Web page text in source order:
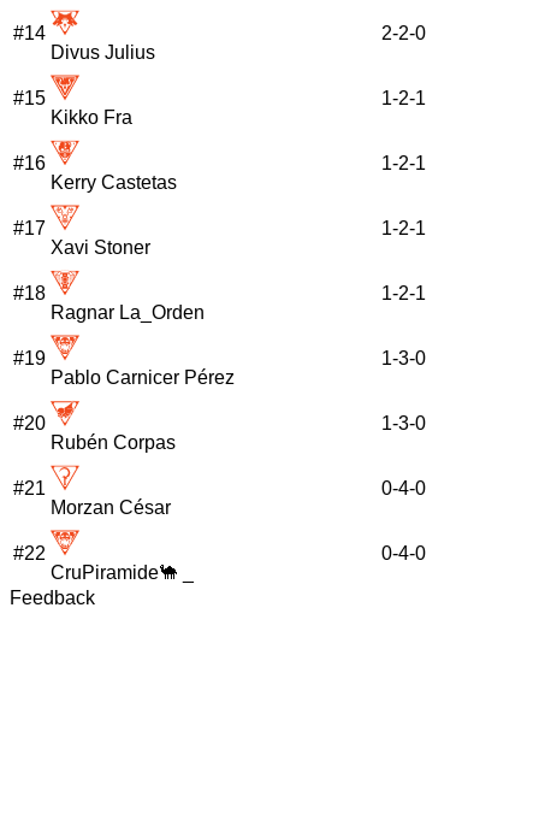
#14
Divus Julius
2-2-0
#15
Kikko Fra
1-2-1
#16
Kerry Castetas
1-2-1
#17
Xavi Stoner
1-2-1
#18
Ragnar La_Orden
1-2-1
#19
Pablo Carnicer Pérez
1-3-0
#20
Rubén Corpas
1-3-0
#21
Morzan César
0-4-0
#22
CruPiramide🐪 _
0-4-0
Feedback